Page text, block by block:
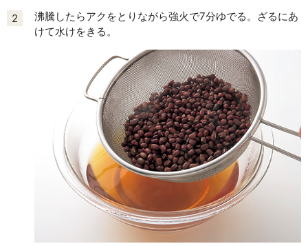
2
沸騰したらアクをとりながら強火で7分ゆでる。ざるにあ
けて水けをきる。